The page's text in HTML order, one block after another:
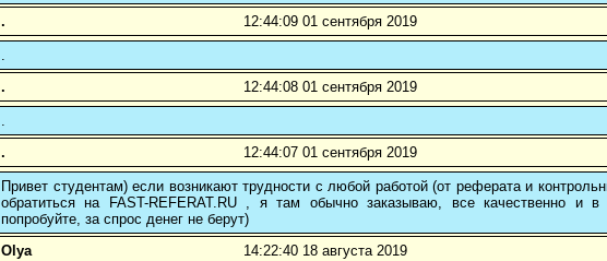
.
12:44:09 01 сентября 2019
.
.
12:44:08 01 сентября 2019
.
.
12:44:07 01 сентября 2019
Привет студентам) если возникают трудности с любой работой (от реферата и
обратиться на FAST-REFERAT.RU , я там обычно заказываю, все качественно и
попробуйте, за спрос денег не берут)
Olya
14:22:40 18 августа 2019